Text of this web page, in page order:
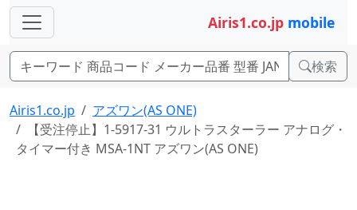
Airis1.co.jp mobile
検索
Airis1.co.jp
アズワン(AS ONE)
【受注停止】1-5917-31 ウルトラスターラー アナログ・
タイマー付き MSA-1NT アズワン(AS ONE)